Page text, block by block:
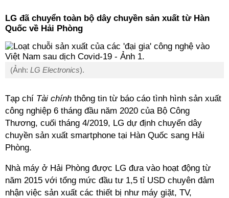
LG đã chuyển toàn bộ dây chuyền sản xuất từ Hàn
Quốc về Hải Phòng
(Ảnh: LG Electronics).
Tạp chí Tài chính thông tin từ báo cáo tình hình sản xuất
công nghiệp 6 tháng đầu năm 2020 của Bộ Công
Thương, cuối tháng 4/2019, LG dự định chuyển dây
chuyền sản xuất smartphone tại Hàn Quốc sang Hải
Phòng.
Nhà máy ở Hải Phòng được LG đưa vào hoạt động từ
năm 2015 với tổng mức đầu tư 1,5 tỉ USD chuyên đảm
nhận việc sản xuất các thiết bị như máy giặt, TV,